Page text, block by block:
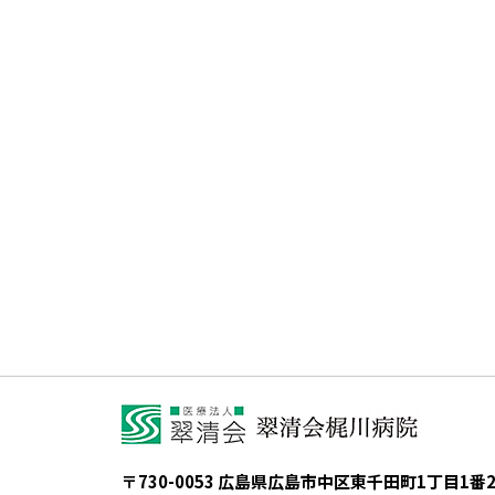
〒730-0053 広島県広島市中区東千田町1丁目1番